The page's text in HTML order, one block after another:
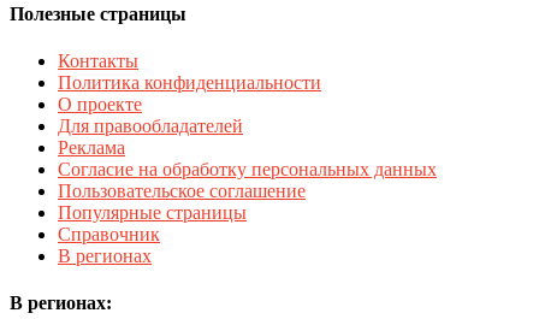
Полезные страницы
Контакты
Политика конфиденциальности
О проекте
Для правообладателей
Реклама
Согласие на обработку персональных данных
Пользовательское соглашение
Популярные страницы
Справочник
В регионах
В регионах: